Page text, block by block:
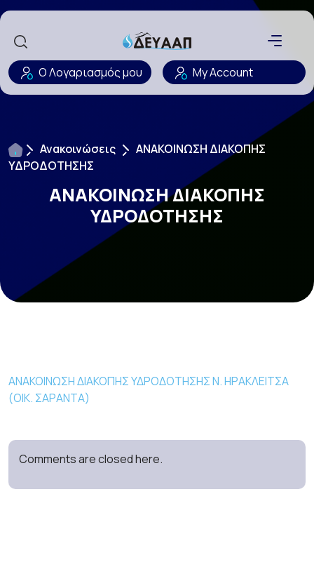
Ο Λογαριασμός μου My Account
Ανακοινώσεις
ΑΝΑΚΟΙΝΩΣΗ ΔΙΑΚΟΠΗΣ
ΥΔΡΟΔΟΤΗΣΗΣ
ΑΝΑΚΟΙΝΩΣΗ ΔΙΑΚΟΠΗΣ
ΥΔΡΟΔΟΤΗΣΗΣ
ΑΝΑΚΟΙΝΩΣΗ ΔΙΑΚΟΠΗΣ ΥΔΡΟΔΟΤΗΣΗΣ Ν. ΗΡΑΚΛΕΙΤΣΑ
(ΟΙΚ. ΣΑΡΑΝΤΑ)
Comments are closed here.